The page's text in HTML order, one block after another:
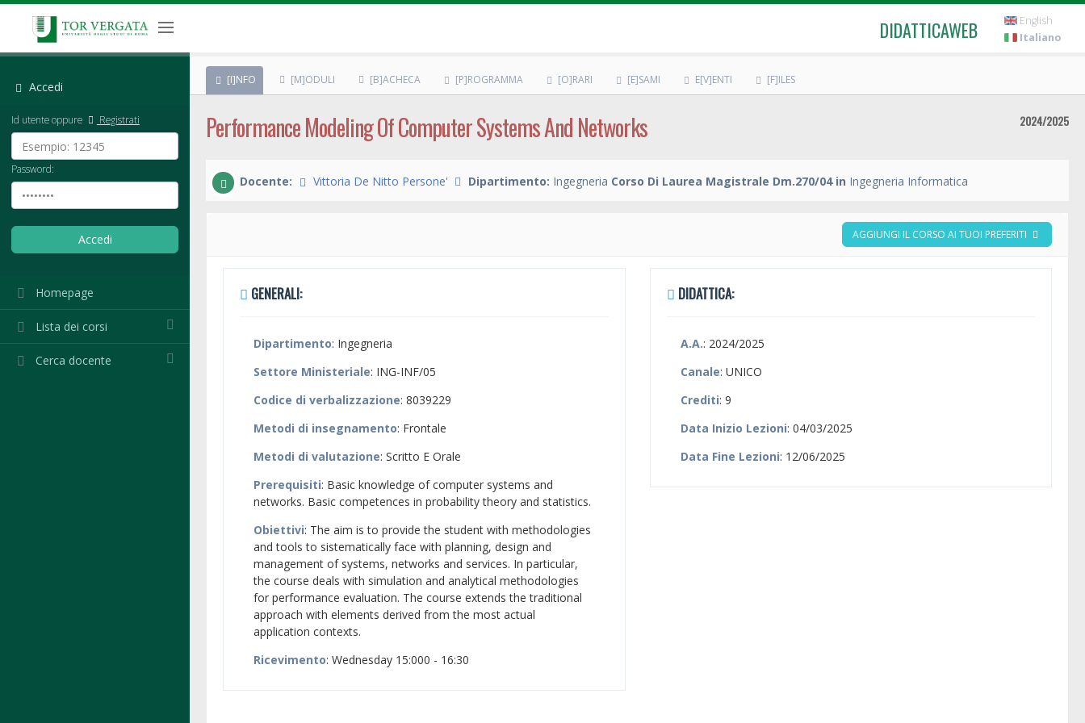
DIDATTICAWEB
English
Italiano
Accedi
Id utente oppure Registrati
Password:
Homepage
Lista dei corsi
Cerca docente
[I]NFO [M]ODULI [B]ACHECA [P]ROGRAMMA [O]RARI [E]SAMI E[V]ENTI [F]ILES
Performance Modeling Of Computer Systems And Networks 2024/2025
Docente: Vittoria De Nitto Persone' Dipartimento: Ingegneria Corso Di Laurea Magistrale Dm.270/04 in Ingegneria Informatica
AGGIUNGI IL CORSO AI TUOI PREFERITI
GENERALI:
Dipartimento: Ingegneria
Settore Ministeriale: ING-INF/05
Codice di verbalizzazione: 8039229
Metodi di insegnamento: Frontale
Metodi di valutazione: Scritto E Orale
Prerequisiti: Basic knowledge of computer systems and
networks. Basic competences in probability theory and statistics.
Obiettivi: The aim is to provide the student with methodologies
and tools to sistematically face with planning, design and
management of systems, networks and services. In particular,
the course deals with simulation and analytical methodologies
for performance evaluation. The course extends the traditional
approach with elements derived from the most actual
application contexts.
Ricevimento: Wednesday 15:000 - 16:30
DIDATTICA:
A.A.: 2024/2025
Canale: UNICO
Crediti: 9
Data Inizio Lezioni: 04/03/2025
Data Fine Lezioni: 12/06/2025